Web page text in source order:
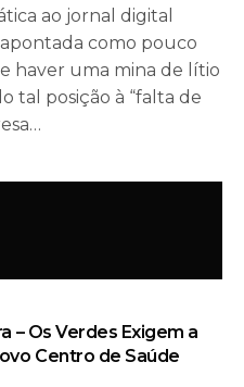
ao jornal digital
como pouco
haver uma mina de lítio
tal posição à “falta de
– Os Verdes Exigem a
Centro de Saúde